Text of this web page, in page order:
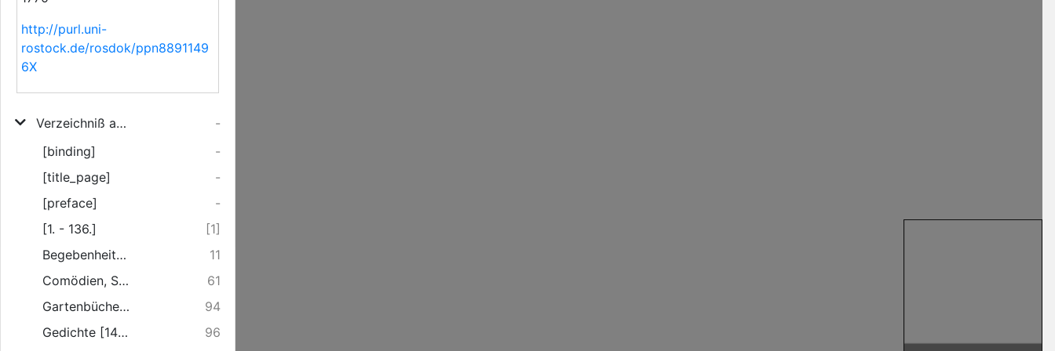
http://purl.uni-
rostock.de/rosdok/ppn8891149
6X
Verzeichniß auserlesener gebundener Bücher, die zur Erbauung des Gemüths, zur Bildung eines guten Geschmacks, zur Belustigung und angenehmen Zeitvertreibe dienen, und sowohl zum lesen, als zum kauffen, beständig zu bekommen sind, bey Johann Georg Fritsch und Rupprecht, bey der Ellernthors-Brücke
-
[binding]
-
[title_page]
-
[preface]
-
[1. - 136.]
[1]
Begebenheiten, Geschichte und Romainen. [137. - 886.]
11
Comödien, Schau- und Trauerspiele [887. - 1464.]
61
Gartenbücher [1465. - 1493.]
94
Gedichte [1494. - 1876.]
96